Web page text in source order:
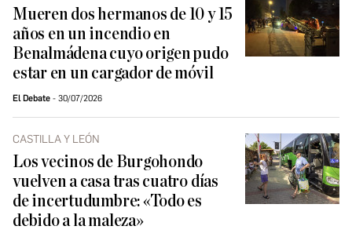
Mueren dos hermanos de 10 y 15
años en un incendio en
Benalmádena cuyo origen pudo
estar en un cargador de móvil
El Debate 30/07/2026
CASTILLA Y LEÓN
Los vecinos de Burgohondo
vuelven a casa tras cuatro días
de incertudumbre: «Todo es
debido a la maleza»